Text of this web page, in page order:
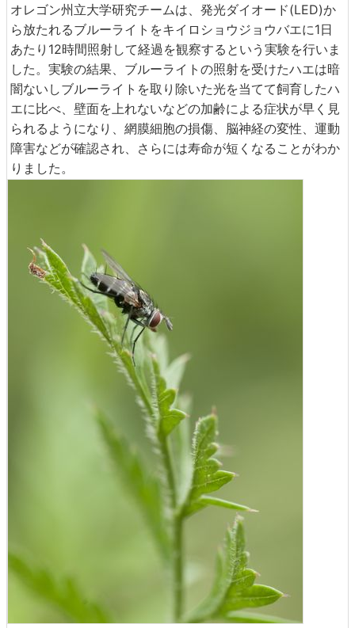
オレゴン州立大学研究チームは、発光ダイオード(LED)か
ら放たれるブルーライトをキイロショウジョウバエに1日
あたり12時間照射して経過を観察するという実験を行いま
した。実験の結果、ブルーライトの照射を受けたハエは暗
闇ないしブルーライトを取り除いた光を当てて飼育したハ
エに比べ、壁面を上れないなどの加齢による症状が早く見
られるようになり、網膜細胞の損傷、脳神経の変性、運動
障害などが確認され、さらには寿命が短くなることがわか
りました。